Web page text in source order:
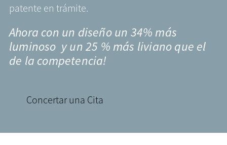
patente en trámite.
Ahora con un diseño un 34% más
luminoso y un 25 % más liviano que el
de la competencia!
Concertar una Cita